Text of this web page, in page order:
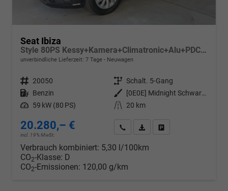
Seat Ibiza
Style 80PS Kessy+Kamera+Climatronic+Alu+PDCvohi+Sitzheiz+App-Connect+DAB
unverbindliche Lieferzeit: 7 Tage Neuwagen
Fahrzeugnr. 20050 Getriebe Schalt. 5-Gang
Kraftstoff Benzin Außenfarbe
[0E0E] Midnight Schwarz Metallic
Leistung 59 kW (80 PS) Kilometerstand 20 km
20.280,– €
incl. 19% MwSt.
Wir rufen Sie anPDF-Datei, Fahrzeugexposé
Verbrauch kombiniert: 5,30 l/100km
CO2-Klasse: D
CO2-Emissionen: 120,00 g/km